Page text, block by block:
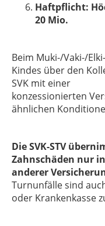
Haftpflicht:
20 Mio.
Beim Muki-/Vaki-/
Kindes über den
SVK mit einer
konzessionierten
ähnlichen
Die SVK-STV
Zahnschäden nur
anderer
Turnunfälle sind
oder Krankenkasse